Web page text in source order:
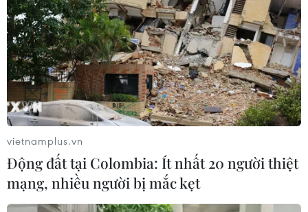
vietnamplus.vn
Động đất tại Colombia: Ít nhất 20 người thiệt
mạng, nhiều người bị mắc kẹt